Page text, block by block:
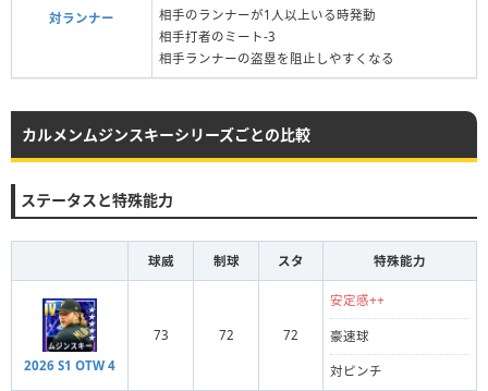
対ランナー
相手のランナーが1人以上いる時発動
相手打者のミート-3
相手ランナーの盗塁を阻止しやすくなる
カルメンムジンスキーシリーズごとの比較
ステータスと特殊能力
球威 制球 スタ 特殊能力
2026 S1 OTW 4
73 72 72
安定感++
豪速球
対ピンチ